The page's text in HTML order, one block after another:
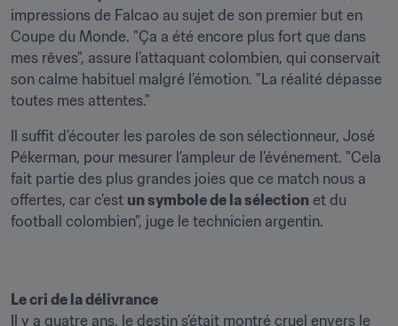
impressions de Falcao au sujet de son premier but en
Coupe du Monde. "Ça a été encore plus fort que dans
mes rêves", assure l’attaquant colombien, qui conservait
son calme habituel malgré l’émotion. "La réalité dépasse
toutes mes attentes."
Il suffit d’écouter les paroles de son sélectionneur, José
Pékerman, pour mesurer l’ampleur de l’événement. "Cela
fait partie des plus grandes joies que ce match nous a
offertes, car c’est un symbole de la sélection et du
football colombien", juge le technicien argentin.
Il y a quatre ans, le destin s’était montré cruel envers le